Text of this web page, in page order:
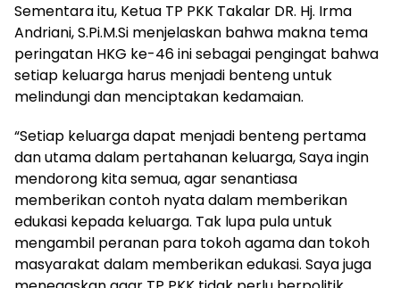
Sementara itu, Ketua TP PKK Takalar DR. Hj. Irma
Andriani, S.Pi.M.Si menjelaskan bahwa makna tema
peringatan HKG ke-46 ini sebagai pengingat bahwa
setiap keluarga harus menjadi benteng untuk
melindungi dan menciptakan kedamaian.
“Setiap keluarga dapat menjadi benteng pertama
dan utama dalam pertahanan keluarga, Saya ingin
mendorong kita semua, agar senantiasa
memberikan contoh nyata dalam memberikan
edukasi kepada keluarga. Tak lupa pula untuk
mengambil peranan para tokoh agama dan tokoh
masyarakat dalam memberikan edukasi. Saya juga